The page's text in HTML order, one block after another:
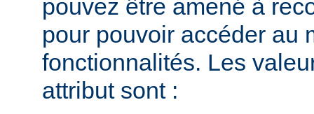
pouvez être amené à
pour pouvoir accéder au
fonctionnalités. Les
attribut sont :